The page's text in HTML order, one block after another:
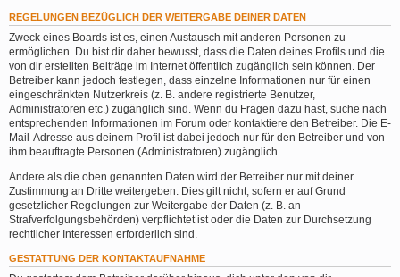
REGELUNGEN BEZÜGLICH DER WEITERGABE DEINER DATEN
Zweck eines Boards ist es, einen Austausch mit anderen Personen zu
ermöglichen. Du bist dir daher bewusst, dass die Daten deines Profils und die
von dir erstellten Beiträge im Internet öffentlich zugänglich sein können. Der
Betreiber kann jedoch festlegen, dass einzelne Informationen nur für einen
eingeschränkten Nutzerkreis (z. B. andere registrierte Benutzer,
Administratoren etc.) zugänglich sind. Wenn du Fragen dazu hast, suche nach
entsprechenden Informationen im Forum oder kontaktiere den Betreiber. Die E-
Mail-Adresse aus deinem Profil ist dabei jedoch nur für den Betreiber und von
ihm beauftragte Personen (Administratoren) zugänglich.
Andere als die oben genannten Daten wird der Betreiber nur mit deiner
Zustimmung an Dritte weitergeben. Dies gilt nicht, sofern er auf Grund
gesetzlicher Regelungen zur Weitergabe der Daten (z. B. an
Strafverfolgungsbehörden) verpflichtet ist oder die Daten zur Durchsetzung
rechtlicher Interessen erforderlich sind.
GESTATTUNG DER KONTAKTAUFNAHME